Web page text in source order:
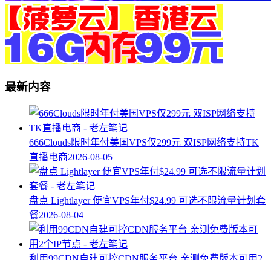
最新内容
666Clouds限时年付美国VPS仅299元 双ISP网络支持TK
直播电商2026-08-05
盘点 Lightlayer 便宜VPS年付$24.99 可选不限流量计划套
餐2026-08-04